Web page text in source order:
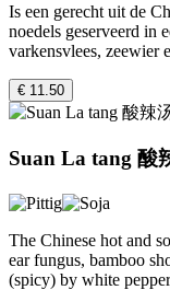
Is een gerecht uit de
noedels geserveerd in
varkensvlees, zeewier
€ 11.50
Suan La tang 酸
The Chinese hot and
ear fungus, bamboo
(spicy) by white